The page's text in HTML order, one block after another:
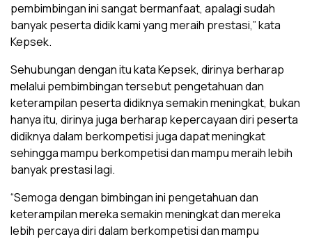
pembimbingan ini sangat bermanfaat, apalagi sudah
banyak peserta didik kami yang meraih prestasi,” kata
Kepsek.
Sehubungan dengan itu kata Kepsek, dirinya berharap
melalui pembimbingan tersebut pengetahuan dan
keterampilan peserta didiknya semakin meningkat, bukan
hanya itu, dirinya juga berharap kepercayaan diri peserta
didiknya dalam berkompetisi juga dapat meningkat
sehingga mampu berkompetisi dan mampu meraih lebih
banyak prestasi lagi.
“Semoga dengan bimbingan ini pengetahuan dan
keterampilan mereka semakin meningkat dan mereka
lebih percaya diri dalam berkompetisi dan mampu